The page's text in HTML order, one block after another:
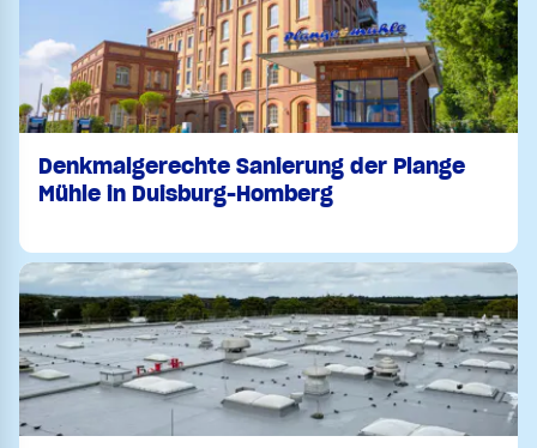
Denkmalgerechte Sanierung der Plange
Mühle in Duisburg-Homberg